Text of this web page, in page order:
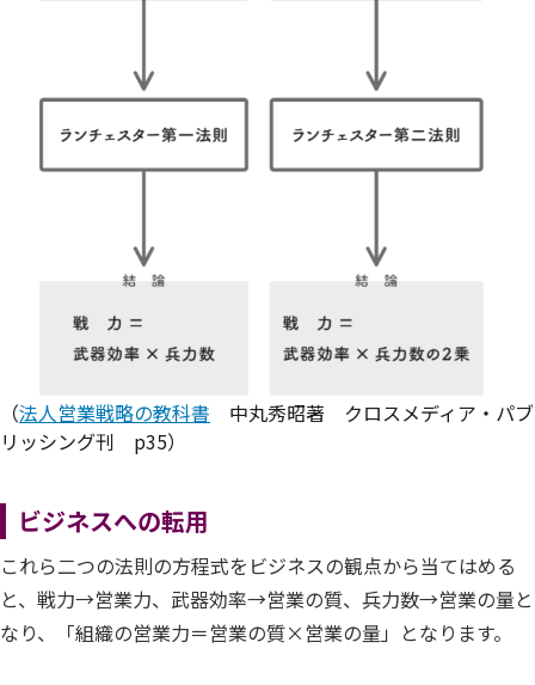
（法人営業戦略の教科書 中丸秀昭著 クロスメディア・パブ
リッシング刊 p35）
ビジネスへの転用
これら二つの法則の方程式をビジネスの観点から当てはめる
と、戦力→営業力、武器効率→営業の質、兵力数→営業の量と
なり、「組織の営業力＝営業の質×営業の量」となります。